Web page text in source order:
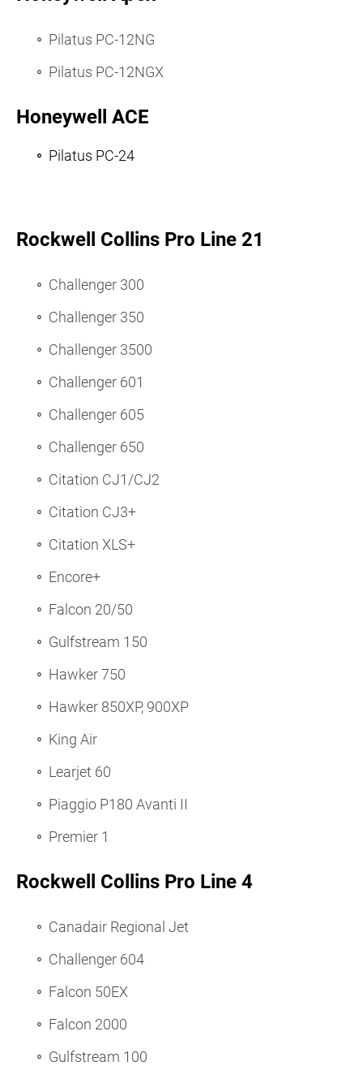
Pilatus PC-12NG
Pilatus PC-12NGX
Honeywell ACE
Pilatus PC-24
Rockwell Collins Pro Line 21
Challenger 300
Challenger 350
Challenger 3500
Challenger 601
Challenger 605
Challenger 650
Citation CJ1/CJ2
Citation CJ3+
Citation XLS+
Encore+
Falcon 20/50
Gulfstream 150
Hawker 750
Hawker 850XP, 900XP
King Air
Learjet 60
Piaggio P180 Avanti II
Premier 1
Rockwell Collins Pro Line 4
Canadair Regional Jet
Challenger 604
Falcon 50EX
Falcon 2000
Gulfstream 100